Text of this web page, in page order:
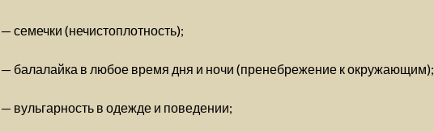
— семечки (нечистоплотность);
— балалайка в любое время дня и ночи (пренебрежение к окружающим);
— вульгарность в одежде и поведении;